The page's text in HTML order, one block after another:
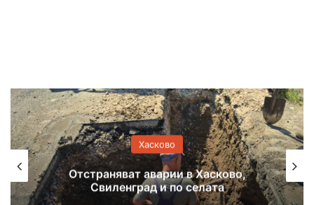
Хасково
Предупреждение за нов горещ ден в
Хасковско